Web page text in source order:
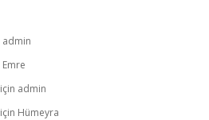
admin
Emre
için admin
için Hümeyra